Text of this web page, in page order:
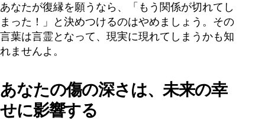
あなたが復縁を願うなら、「もう関係が切れてし
まった！」と決めつけるのはやめましょう。その
言葉は言霊となって、現実に現れてしまうかも知
れませんよ。
あなたの傷の深さは、未来の幸
せに影響する